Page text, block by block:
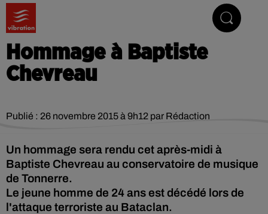
Hommage à Baptiste
Chevreau
Publié : 26 novembre 2015 à 9h12 par Rédaction
Un hommage sera rendu cet après-midi à
Baptiste Chevreau au conservatoire de musique
de Tonnerre.
Le jeune homme de 24 ans est décédé lors de
l'attaque terroriste au Bataclan.